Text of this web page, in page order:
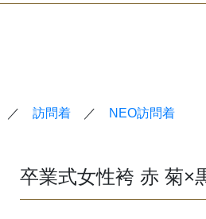
閉じる
／ 訪問着 ／ NEO訪問着
卒業式女性袴 赤 菊×